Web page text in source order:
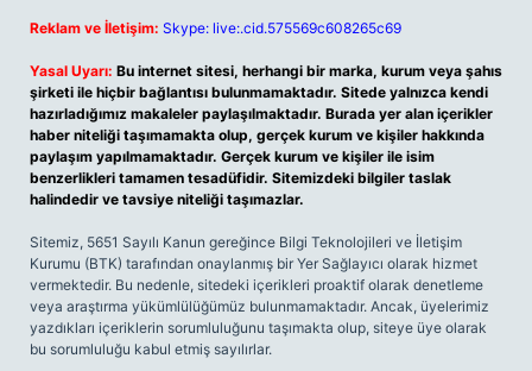
Reklam ve İletişim: Skype: live:.cid.575569c608265c69
Yasal Uyarı: Bu internet sitesi, herhangi bir marka, kurum veya şahıs
şirketi ile hiçbir bağlantısı bulunmamaktadır. Sitede yalnızca kendi
hazırladığımız makaleler paylaşılmaktadır. Burada yer alan içerikler
haber niteliği taşımamakta olup, gerçek kurum ve kişiler hakkında
paylaşım yapılmamaktadır. Gerçek kurum ve kişiler ile isim
benzerlikleri tamamen tesadüfidir. Sitemizdeki bilgiler taslak
halindedir ve tavsiye niteliği taşımazlar.
Sitemiz, 5651 Sayılı Kanun gereğince Bilgi Teknolojileri ve İletişim
Kurumu (BTK) tarafından onaylanmış bir Yer Sağlayıcı olarak hizmet
vermektedir. Bu nedenle, sitedeki içerikleri proaktif olarak denetleme
veya araştırma yükümlülüğümüz bulunmamaktadır. Ancak, üyelerimiz
yazdıkları içeriklerin sorumluluğunu taşımakta olup, siteye üye olarak
bu sorumluluğu kabul etmiş sayılırlar.